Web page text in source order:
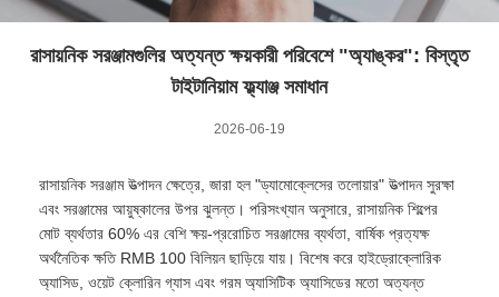
রাসায়নিক সরঞ্জামগুলির অত্যন্ত ক্ষয়কারী পরিবেশে "অ্যাঙ্কর": বিস্তৃত
টাইটানিয়াম ফ্ল্যাঞ্জ সমাধান
2026-06-19
রাসায়নিক সরঞ্জাম উত্পাদন ক্ষেত্রে, জারা হল "ড্যামোক্লেসের তলোয়ার" উত্পাদন সুরক্ষা
এবং সরঞ্জামের আয়ুষ্কালের উপর ঝুলন্ত। পরিসংখ্যান অনুসারে, রাসায়নিক শিল্পের
মোট ব্যর্থতার 60% এর বেশি ক্ষয়-প্ররোচিত সরঞ্জামের ব্যর্থতা, বার্ষিক প্রত্যক্ষ
অর্থনৈতিক ক্ষতি RMB 100 বিলিয়ন ছাড়িয়ে যায়। বিশেষ করে হাইড্রোক্লোরিক
অ্যাসিড, ওয়েট ক্লোরিন গ্যাস এবং গরম অ্যাসিটিক অ্যাসিডের মতো অত্যন্ত